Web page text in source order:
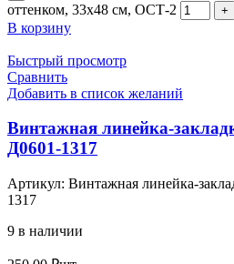
оттенком, 33х48 см, ОСТ-2
В корзину
Быстрый просмотр
Сравнить
Добавить в список желаний
Винтажная линейка-
Д0601-1317
Артикул: Винтажная линейка-
1317
9 в наличии